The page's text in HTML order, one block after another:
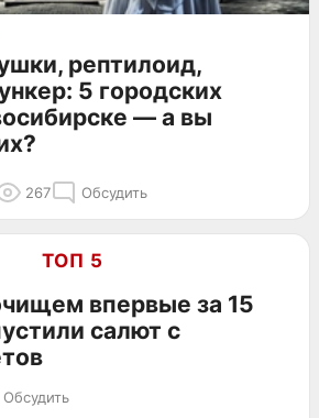
рептилоид,
5 городских
— а вы
267 Обсудить
ТОП 5
впервые за 15
салют с
Обсудить